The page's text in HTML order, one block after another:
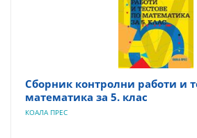
Сборник контролни работи и
математика за 5. клас
КОАЛА ПРЕС